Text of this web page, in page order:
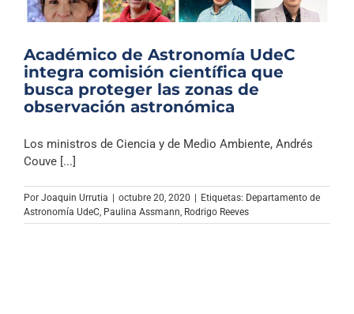
Académico de Astronomía UdeC
integra comisión científica que
busca proteger las zonas de
observación astronómica
Los ministros de Ciencia y de Medio Ambiente, Andrés
Couve [...]
Por Joaquin Urrutia octubre 20, 2020 Etiquetas: Departamento de
Astronomía UdeC, Paulina Assmann, Rodrigo Reeves